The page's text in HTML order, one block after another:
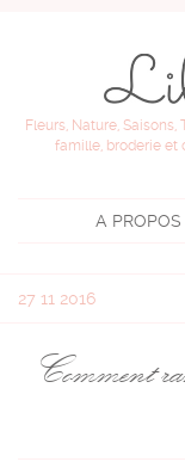
Fleurs, Nature,
famille, broderie et
A PROPOS
27 11 2016
Comment